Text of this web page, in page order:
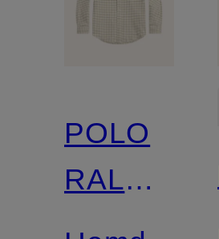
POLO
RALPH
LAUREN